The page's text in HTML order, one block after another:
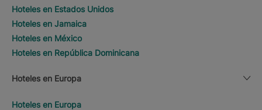
Hoteles en Estados Unidos
Hoteles en Jamaica
Hoteles en México
Hoteles en República Dominicana
Hoteles en Europa
Hoteles en Europa